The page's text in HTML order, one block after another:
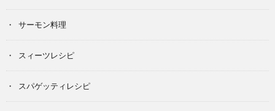
サーモン料理
スィーツレシピ
スパゲッティレシピ